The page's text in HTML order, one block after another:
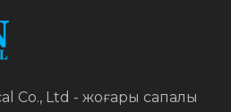
Co., Ltd - жоғары сапалы